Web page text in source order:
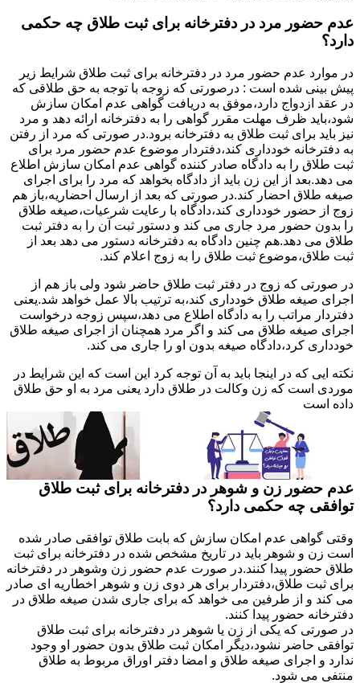
عدم حضور مرد در دفترخانه برای ثبت طلاق چه حکمی
دارد؟
در موارد عدم حضور مرد در دفترخانه برای ثبت طلاق شرایط زیر
پیش بینی شده است : درصورتی که زوجه با توجه به حق طلاقی که
در عقد ازدواج دارد،موفق به دریافت گواهی عدم امکان سازش
شود،باید ظرف مهلت مقرر گواهی را به دفترخانه ارائه دهد و مرد
نیز باید برای ثبت طلاق به دفترخانه برود.در صورتی که مرد از رفتن
به دفترخانه خودداری کند،دفتردار موضوع عدم حضور مرد برای
ثبت طلاق را به دادگاه صادر کننده گواهی عدم امکان سازش اطلاع
می دهد.بعد از این زن باید از دادگاه بخواهد که مرد را برای اجرای
صیغه طلاق احضار کند.در صورتی که بعد از ارسال احضاریه،باز هم
زوج از حضور خودداری کند،دادگاه با رعایت شرعیات،صیغه طلاق
را بدون حضور مرد جاری می کند و دستور ثبت آن را به دفتر ثبت
طلاق می دهد.هم چنین دادگاه به دفترخانه دستور می دهد بعد از
ثبت طلاق،موضوع ثبت طلاق را به زوج اعلام کند.
در صورتی که زوج در دفتر ثبت طلاق حاضر شود ولی باز هم از
اجرای صیغه طلاق خودداری کند،به ترتیب بالا عمل خواهد شد.یعنی
دفتردار مراتب را به دادگاه اطلاع می دهد،سپس زوجه درخواست
اجرای صیغه طلاق می کند و اگر مرد همچنان از اجرای صیغه طلاق
خودداری کرد،دادگاه صیغه بدون او را جاری می کند.
نکته ایی که در اینجا باید به آن توجه کرد این است که این شرایط در
موردی است که زن وکالت در طلاق دارد یعنی مرد به او حق طلاق
داده است
عدم حضور زن و شوهر در دفترخانه برای ثبت طلاق
توافقی چه حکمی دارد؟
وقتی گواهی عدم امکان سازش که بابت طلاق توافقی صادر شده
است زن و شوهر باید در تاریخ مشخص شده در دفترخانه برای ثبت
طلاق حضور پیدا کنند.در صورت عدم حضور زن وشوهر در دفترخانه
برای ثبت طلاق،دفتردار برای هر دوی زن و شوهر اخطاریه ای صادر
می کند و از طرفین می خواهد که برای جاری شدن صیغه طلاق در
دفترخانه حضور پیدا کنند.
در صورتی که یکی از زن یا شوهر در دفترخانه برای ثبت طلاق
توافقی حاضر نشود،دیگر امکان ثبت طلاق بدون حضور او وجود
ندارد و اجرای صیغه طلاق و امضا دفتر اوراق مربوط به طلاق
منتفی می شود.